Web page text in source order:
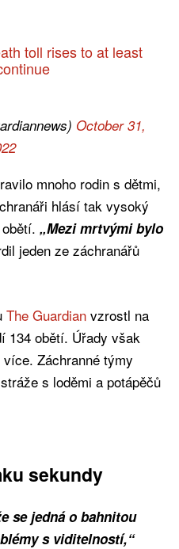
toll rises to at least
October 31,
mnoho rodin s dětmi,
hlásí tak vysoký
„Mezi mrtvými bylo
jeden ze záchranářů
The Guardian vzrostl na
134 obětí. Úřady však
Záchranné týmy
s loděmi a potápěčů
sekundy
se jedná o bahnitou
s viditelností,“